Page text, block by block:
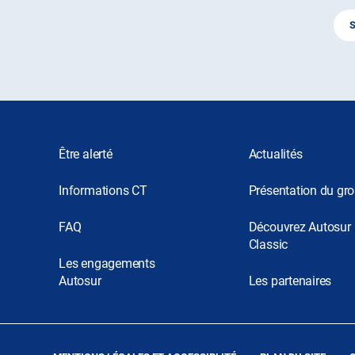
Être alerté
Informations CT
FAQ
Les engagements
Autosur
Actualités
Présentation du
Découvrez Autosur
Classic
Les partenaires